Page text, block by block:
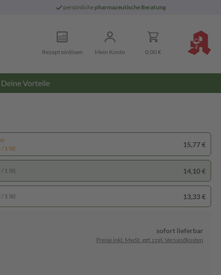
persönliche pharmazeutische Beratung
Rezept einlösen Mein Konto 0,00 €
Deine Vorteile
1 St)
15,77 €
1 St) 14,10 €
1 St) 13,33 €
sofort lieferbar
Preise inkl. MwSt. ggf. zzgl. Versandkosten